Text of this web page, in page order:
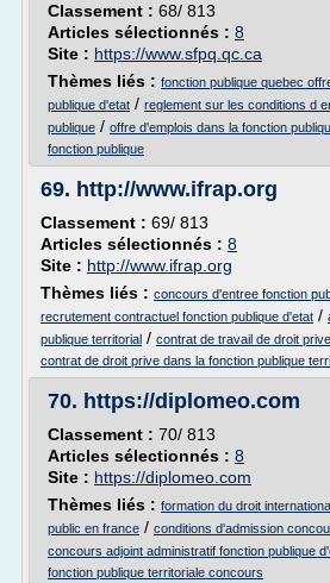
Classement : 68/ 813
Articles sélectionnés : 8
Site : https://www.sfpq.qc.ca
Thèmes liés : fonction publique quebec
publique d'etat / reglement sur les conditions d
publique / offre d'emplois dans la fonction
fonction publique
69. http://www.ifrap.org
Classement : 69/ 813
Articles sélectionnés : 8
Site : http://www.ifrap.org
Thèmes liés : concours d'entree fonction
recrutement contractuel fonction publique d'etat /
publique territorial / contrat de travail de droit
contrat de droit prive dans la fonction publique
70. https://diplomeo.com
Classement : 70/ 813
Articles sélectionnés : 8
Site : https://diplomeo.com
Thèmes liés : formation du droit
public en france / conditions d'admission
concours adjoint administratif fonction publique
fonction publique territoriale concours